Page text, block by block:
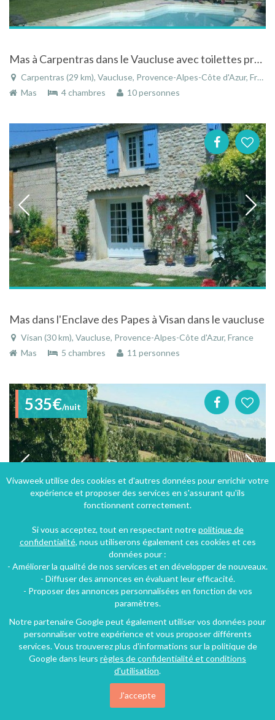
Mas à Carpentras dans le Vaucluse avec toilettes proche du Mont Ventoux
Carpentras (29 km), Vaucluse, Provence-Alpes-Côte d'Azur, France
Mas
4 chambres 10 personnes
Mas dans l'Enclave des Papes à Visan dans le vaucluse
Visan (30 km), Vaucluse, Provence-Alpes-Côte d'Azur, France
Mas
5 chambres 11 personnes
535€/nuit
Visan (31 km), Vaucluse, Provence-Alpes-Côte d'Azur, France
642€
Vivaweek utilise des cookies et d'autres données pour enrichir votre
expérience et proposer des services en s'assurant qu'ils
fonctionnent correctement.
Si vous acceptez, tout en respectant notrepolitique de
confidentialité, nous utiliserons également ces cookies et ces
données pour :
- Améliorer la qualité de nos services et en développer de nouveaux.
- Diffuser des annonces en évaluant leur efficacité.
- Proposer des annonces personnalisées en fonction de vos
paramètres.
Notre partenaire Google peut également utiliser vos données pour
personnaliser votre expérience et vous proposer différents
services. Vous trouverez plus d'informations sur la politique de
Google dans leurs règles de confidentialité et conditions
d'utilisation.
J'accepte